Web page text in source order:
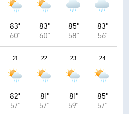
83°
60°
83°
60°
85°
58°
83°
56°
21
82°
57°
22
81°
57°
23
81°
59°
24
85°
57°